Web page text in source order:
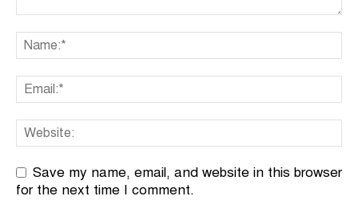
Save my name, email, and website in this browser
for the next time I comment.